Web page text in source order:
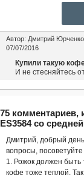
Автор: Дмитрий Юрченко
07/07/2016
Купили такую
И не стесняйтесь
75 комментариев,
ES3584 со
Дмитрий, добрый
вопросы,
1. Рожок должен быть
кофе тоже теплой.